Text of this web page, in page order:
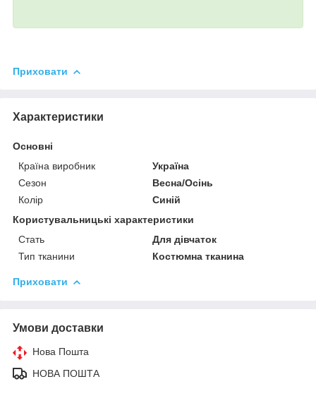
Приховати
Характеристики
Основні
Країна виробник
Україна
Сезон
Весна/Осінь
Колір
Синій
Користувальницькі характеристики
Стать
Для дівчаток
Тип тканини
Костюмна тканина
Приховати
Умови доставки
Нова Пошта
НОВА ПОШТА